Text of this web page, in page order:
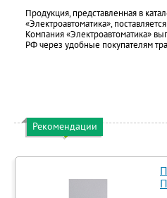
Продукция, представленная в
«Электроавтоматика»,
Компания «Электроавтоматика»
РФ через удобные покупателям
Рекомендации